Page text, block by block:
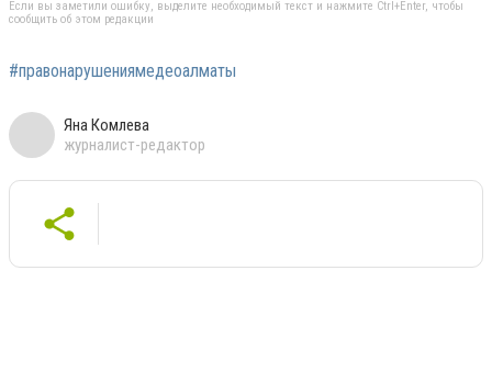
Если вы заметили ошибку, выделите необходимый текст и нажмите Ctrl+Enter, чтобы
сообщить об этом редакции
#правонарушениямедеоалматы
Яна Комлева
журналист-редактор